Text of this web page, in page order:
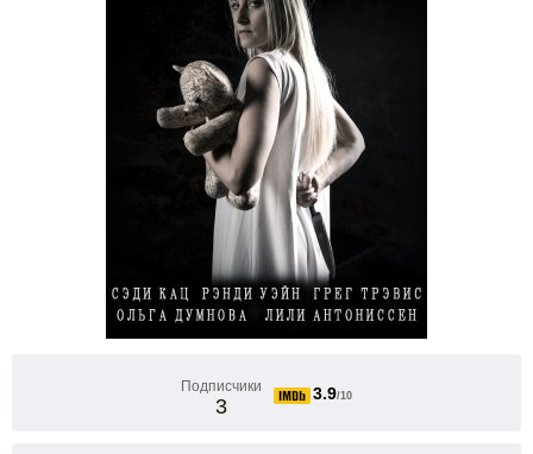
Подписчики
3
3.9/10